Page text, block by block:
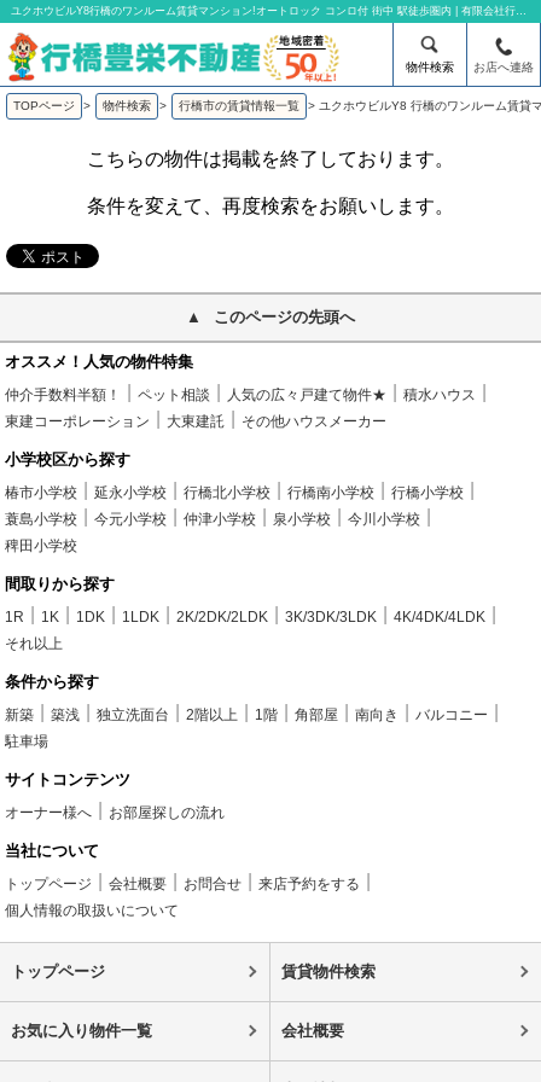
ユクホウビルY8行橋のワンルーム賃貸マンション!オートロック コンロ付 街中 駅徒歩圏内 | 有限会社行橋豊栄不動産
物件検索 お店へ連絡
TOPページ > 物件検索 > 行橋市の賃貸情報一覧 > ユクホウビルY8 行橋のワンルーム賃貸
こちらの物件は掲載を終了しております。
条件を変えて、再度検索をお願いします。
このページの先頭へ
オススメ！人気の物件特集
仲介手数料半額！ ペット相談 人気の広々戸建て物件★
積水ハウス
東建コーポレーション
大東建託 その他ハウスメーカー
小学校区から探す
椿市小学校 延永小学校 行橋北小学校 行橋南小学校
行橋小学校
蓑島小学校
今元小学校 仲津小学校 泉小学校
今川小学校
稗田小学校
間取りから探す
1R 1K 1DK 1LDK 2K/2DK/2LDK 3K/3DK/3LDK
4K/4DK/4LDK
それ以上
条件から探す
新築 築浅 独立洗面台 2階以上 1階 角部屋 南向き
バルコニー
駐車場
サイトコンテンツ
オーナー様へ お部屋探しの流れ
当社について
トップページ 会社概要 お問合せ
来店予約をする
個人情報の取扱いについて
トップページ 賃貸物件検索
お気に入り物件一覧 会社概要